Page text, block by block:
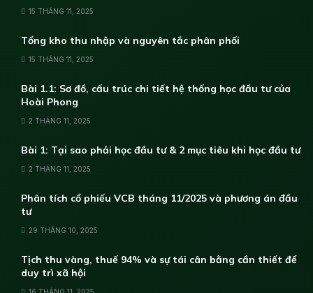
15 THÁNG 11, 2025
Tổng kho thu nhập và nguyên tắc phân phối
15 THÁNG 11, 2025
Bài 1.1: Sơ đồ, cấu trúc chi tiết hệ thống học đầu tư của
Hoài Phong
2 THÁNG 11, 2025
Bài 1: Tại sao phải học đầu tư & 2 mục tiêu khi học đầu tư
2 THÁNG 11, 2025
Phân tích cổ phiếu VCB tháng 11/2025 và phương án đầu
tư
29 THÁNG 10, 2025
Tịch thu vàng, thuế 94% và sự tái cân bằng cần thiết để
duy trì xã hội